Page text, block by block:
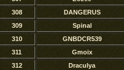
308
DANGERUS
309
Spinal
310
GNBDCR539
311
Gmoix
312
Draculya